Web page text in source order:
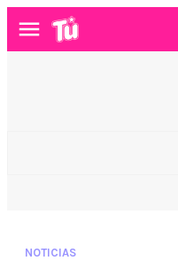
Menú
NOTICIAS